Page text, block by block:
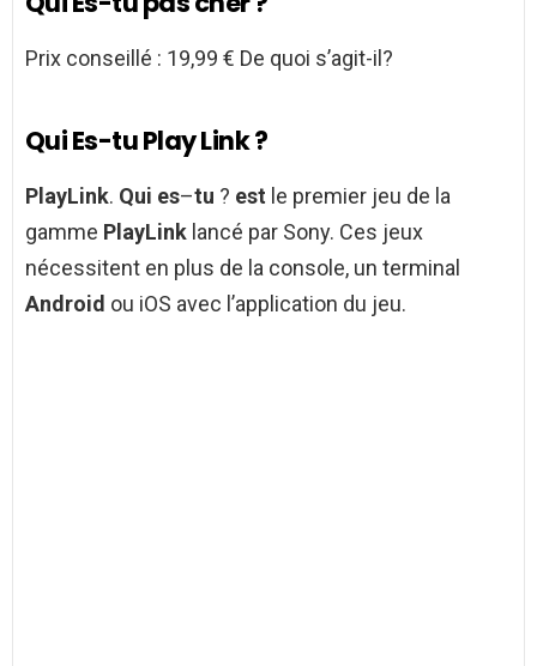
Prix conseillé : 19,99 € De quoi s’agit-il?
Qui Es-tu Play Link ?
PlayLink. Qui es–tu ? est le premier jeu de la
gamme PlayLink lancé par Sony. Ces jeux
nécessitent en plus de la console, un terminal
Android ou iOS avec l’application du jeu.